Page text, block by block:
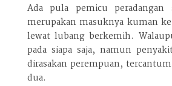
Ada pula pemicu peradangan
merupakan masuknya kuman
lewat lubang berkemih.
pada siapa saja, namun
dirasakan perempuan,
dua.